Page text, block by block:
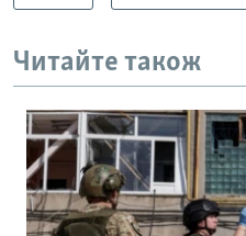
Читайте також